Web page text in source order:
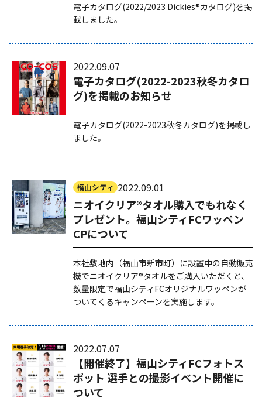
電子カタログ(2022/2023 Dickies®カタログ)を掲
載しました。
2022.09.07
電子カタログ(2022-2023秋冬カタロ
グ)を掲載のお知らせ
電子カタログ(2022-2023秋冬カタログ)を掲載し
ました。
福山シティ 2022.09.01
ニオイクリア®タオル購入でもれなく
プレゼント。福山シティFCワッペン
CPについて
本社敷地内（福山市新市町）に設置中の自動販売
機でニオイクリア®タオルをご購入いただくと、
数量限定で福山シティFCオリジナルワッペンが
ついてくるキャンペーンを実施します。
2022.07.07
【開催終了】福山シティFCフォトス
ポット 選手との撮影イベント開催に
ついて